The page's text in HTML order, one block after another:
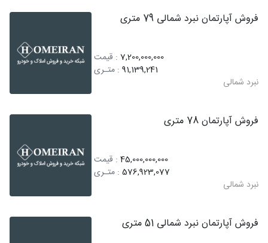
فروش آپارتمان نبرد شمالی 79 متری
7,200,000,000 : قیمت
91,139,241 : متـری
نبرد شمالی
فروش آپارتمان 78 متری
45,000,000,000 : قیمت
576,923,077 : متـری
نبرد شمالی
فروش آپارتمان نبرد شمالی 51 متری